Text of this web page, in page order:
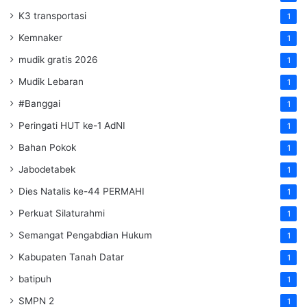
K3 transportasi 1
Kemnaker 1
mudik gratis 2026 1
Mudik Lebaran 1
#Banggai 1
Peringati HUT ke-1 AdNI 1
Bahan Pokok 1
Jabodetabek 1
Dies Natalis ke-44 PERMAHI 1
Perkuat Silaturahmi 1
Semangat Pengabdian Hukum 1
Kabupaten Tanah Datar 1
batipuh 1
SMPN 2 1